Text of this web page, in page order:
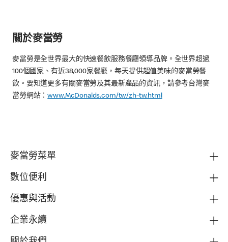
關於麥當勞
麥當勞是全世界最大的快速餐飲服務餐廳領導品牌。全世界超過
100個國家、有近38,000家餐廳，每天提供超值美味的麥當勞餐
飲。要知道更多有關麥當勞及其最新產品的資訊，請參考台灣麥
當勞網站：www.McDonalds.com/tw/zh-tw.html
麥當勞菜單
數位便利
優惠與活動
企業永續